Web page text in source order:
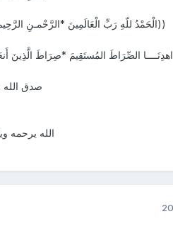
((الْحَمْدُ للّهِ رَبِّ الْعَالَمِينَ *الرَّحْمـنِ
اهدِنَــــا الصِّرَاطَ المُستَقِيمَ *صِرَاطَ الَّذِينَ
صدق الله
الله يرحمه